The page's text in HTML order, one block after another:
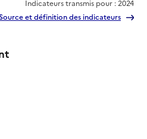
Indicateurs transmis pour : 2024
et définition des indicateurs